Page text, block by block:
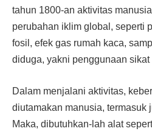
tahun 1800-an aktivitas
perubahan iklim global, seperti
fosil, efek gas rumah kaca,
diduga, yakni penggunaan sikat
Dalam menjalani aktivitas,
diutamakan manusia, termasuk
Maka, dibutuhkan-lah alat